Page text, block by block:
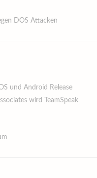
DOS Attacken
und Android Release
wird TeamSpeak